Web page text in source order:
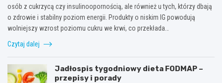
osób z cukrzycą czy insulinoopornością, ale również u tych, którzy dbają
o zdrowie i stabilny poziom energii. Produkty o niskim IG powodują
wolniejszy wzrost poziomu cukru we krwi, co przekłada…
Czytaj dalej
Jadłospis tygodniowy dieta FODMAP –
przepisy i porady